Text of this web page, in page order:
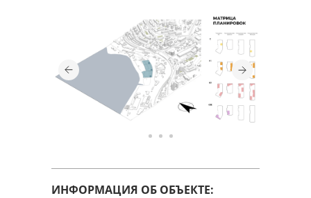
ИНФОРМАЦИЯ ОБ ОБЪЕКТЕ: